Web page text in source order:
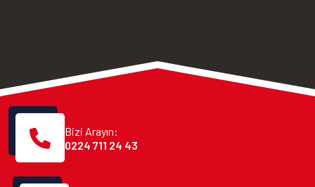
Bizi Arayın:
0224 711 24 43